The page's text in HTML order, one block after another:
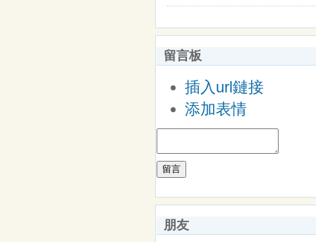
留言板
插入url鏈接
添加表情
留言
朋友